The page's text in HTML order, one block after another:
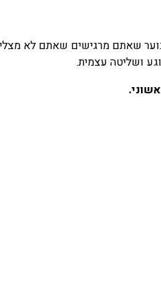
שאתם מרגישים שאתם לא
ושליטה עצמית.